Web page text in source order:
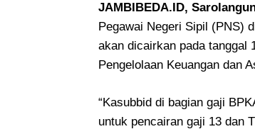
JAMBIBEDA.ID,
Pegawai Negeri Sipil (PNS)
akan dicairkan pada tanggal
Pengelolaan Keuangan dan
“Kasubbid di bagian gaji
untuk pencairan gaji 13 dan